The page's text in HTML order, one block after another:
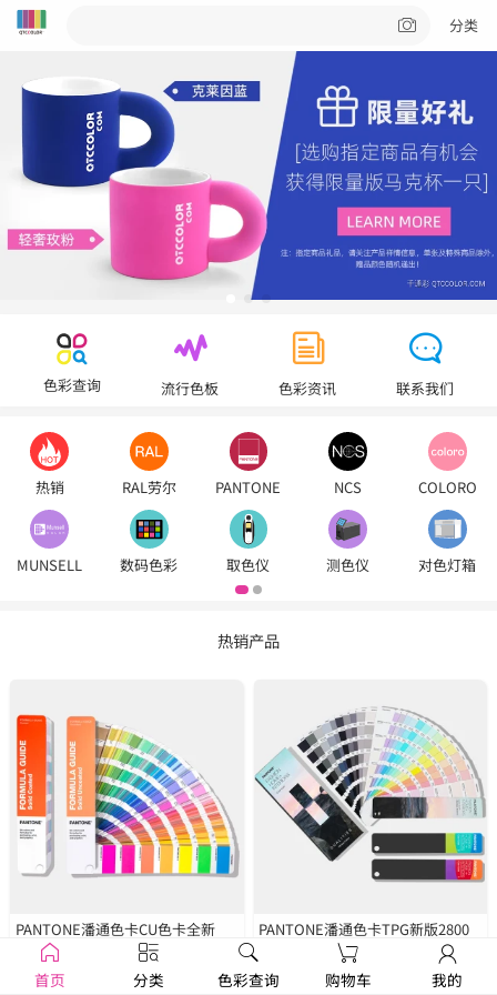
分类
色彩查询 流行色板 色彩资讯 联系我们
热销 RAL劳尔 PANTONE NCS COLORO
MUNSELL 数码色彩 取色仪 测色仪 对色灯箱
热销产品
PANTONE潘通色卡CU色卡全新
2390色
￥1250
PANTONE潘通色卡TPG新版2800
FHIP110C
￥1679
首页 分类 色彩查询 购物车 我的